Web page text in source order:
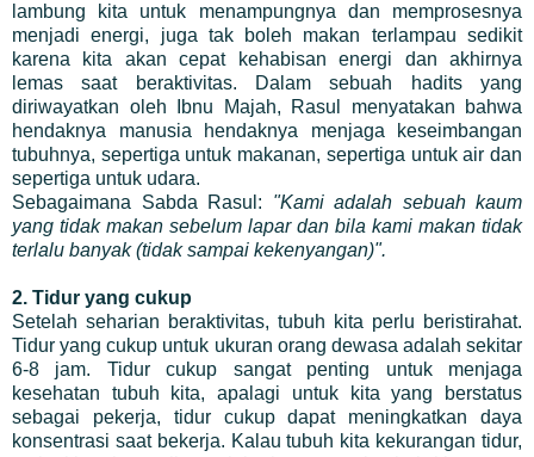
lambung kita untuk menampungnya dan memprosesnya
menjadi energi, juga tak boleh makan terlampau sedikit
karena kita akan cepat kehabisan energi dan akhirnya
lemas saat beraktivitas. Dalam sebuah hadits yang
diriwayatkan oleh Ibnu Majah, Rasul menyatakan bahwa
hendaknya manusia hendaknya menjaga keseimbangan
tubuhnya, sepertiga untuk makanan, sepertiga untuk air dan
sepertiga untuk udara.
Sebagaimana Sabda Rasul: "Kami adalah sebuah kaum
yang tidak makan sebelum lapar dan bila kami makan tidak
terlalu banyak (tidak sampai kekenyangan)".
2. Tidur yang cukup
Setelah seharian beraktivitas, tubuh kita perlu beristirahat.
Tidur yang cukup untuk ukuran orang dewasa adalah sekitar
6-8 jam. Tidur cukup sangat penting untuk menjaga
kesehatan tubuh kita, apalagi untuk kita yang berstatus
sebagai pekerja, tidur cukup dapat meningkatkan daya
konsentrasi saat bekerja. Kalau tubuh kita kekurangan tidur,